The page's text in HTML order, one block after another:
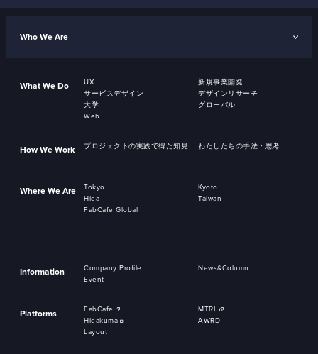
Who We Are
What We Do UX
新規事業開発
サービスデザイン
デザインリサーチ
大学
グローバル
Web
How We Work プロジェクトの実践で得た知見 わたしたちの手法・思考
Where We Are Tokyo
Kyoto
Hida
Taiwan
FabCafe Global
Information Company Profile
News&Column
Event
Platforms FabCafe
MTRL
Hidakuma
AWRD
Layout